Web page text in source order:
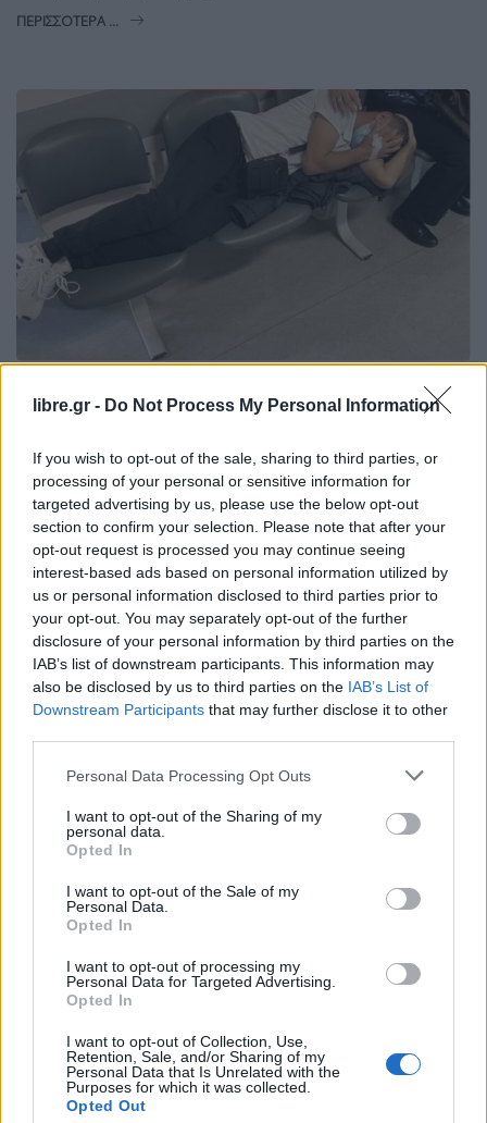
libre.gr - Do Not Process My Personal Information
If you wish to opt-out of the sale, sharing to third parties, or
processing of your personal or sensitive information for
targeted advertising by us, please use the below opt-out
section to confirm your selection. Please note that after your
opt-out request is processed you may continue seeing
interest-based ads based on personal information utilized by
us or personal information disclosed to third parties prior to
your opt-out. You may separately opt-out of the further
disclosure of your personal information by third parties on the
IAB’s list of downstream participants. This information may
also be disclosed by us to third parties on the IAB’s List of
Downstream Participants that may further disclose it to other
Personal Data Processing Opt Outs
I want to opt-out of the Sharing of my
personal data.
Opted In
I want to opt-out of the Sale of my
Personal Data.
Opted In
I want to opt-out of processing my
Personal Data for Targeted Advertising.
Opted In
I want to opt-out of Collection, Use,
Retention, Sale, and/or Sharing of my
Personal Data that Is Unrelated with the
Purposes for which it was collected.
Opted Out
ΠΕΡΙΣΣΌΤΕΡΑ ...
φωτογραφία με τον ασθενή που
Η Συντακτική ομάδα του Libre
4 Μαρτίου, 2024
Την προηγούμενη εβδομάδα ο διευθυντής της
Γαστρεντερολογικής Κλινικής του Θεαγένειου,
Δημήτρης Τζιλβές δημοσίευσε μια φωτογραφία
που προκάλεσε σοκ. Σε αυτήν φαίνεται ένας
ασθενής του Θεαγένειου αντικαρκινικού
σε τρεις πλαστικές καρέκλες στον χώρο αναμονής
του 4ου ορόφου. Ο νεαρός ασθενής είχε
υποβληθεί σε ενδοσκόπηση και… περιμένει να
συνέλθει από τη μέθη, στον ίδιο […]
ΠΕΡΙΣΣΌΤΕΡΑ ...